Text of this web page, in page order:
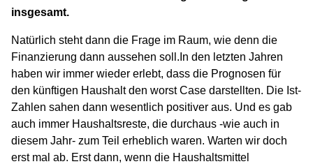
insgesamt.
Natürlich steht dann die Frage im Raum, wie denn die
Finanzierung dann aussehen soll.In den letzten Jahren
haben wir immer wieder erlebt, dass die Prognosen für
den künftigen Haushalt den worst Case darstellten. Die Ist-
Zahlen sahen dann wesentlich positiver aus. Und es gab
auch immer Haushaltsreste, die durchaus -wie auch in
diesem Jahr- zum Teil erheblich waren. Warten wir doch
erst mal ab. Erst dann, wenn die Haushaltsmittel